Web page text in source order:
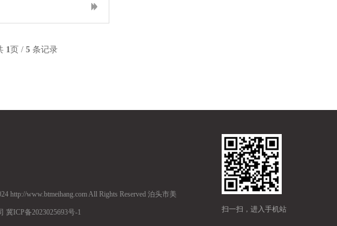
1页 / 5 条记录
http://www.btmeihang.com All Rights Reserved 泊头市美
冀ICP备2023025693号-1 扫一扫，进入手机站